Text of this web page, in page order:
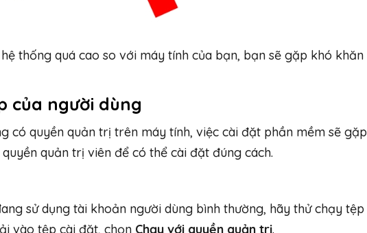
thống quá cao so với máy tính của bạn, bạn sẽ gặp khó khăn
của người dùng
có quyền quản trị trên máy tính, việc cài đặt phần mềm sẽ gặp
quản trị viên để có thể cài đặt đúng cách.
sử dụng tài khoản người dùng bình thường, hãy thử chạy tệp
vào tệp cài đặt, chọn Chạy với quyền quản trị.